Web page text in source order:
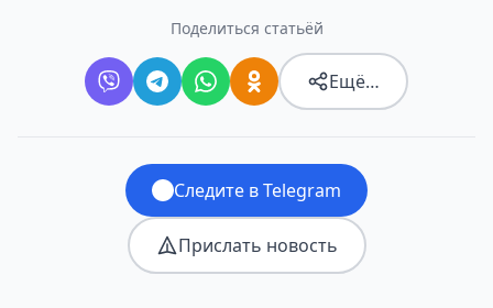
Поделиться статьёй
Ещё…
Следите в Telegram
Прислать новость